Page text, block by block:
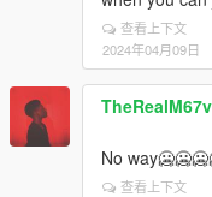
查看上下文
2024年04月09日
TheRealM67v
No
查看上下文